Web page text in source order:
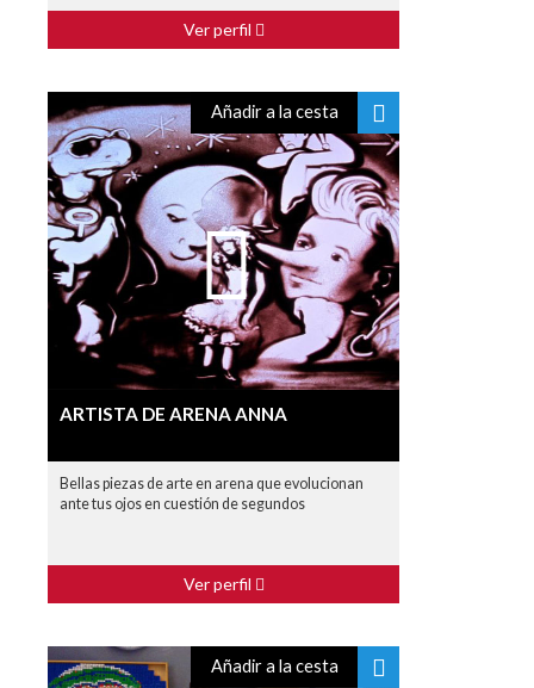
Ver perfil
Añadir a la cesta
ARTISTA DE ARENA ANNA
Bellas piezas de arte en arena que evolucionan
ante tus ojos en cuestión de segundos
Ver perfil
Añadir a la cesta